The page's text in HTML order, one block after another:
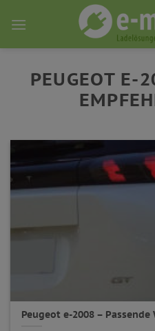
PEUGEOT E-
Peugeot e-2008 – Passende